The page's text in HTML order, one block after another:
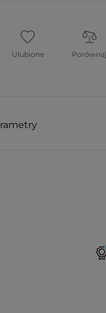
Ulubione Porównaj